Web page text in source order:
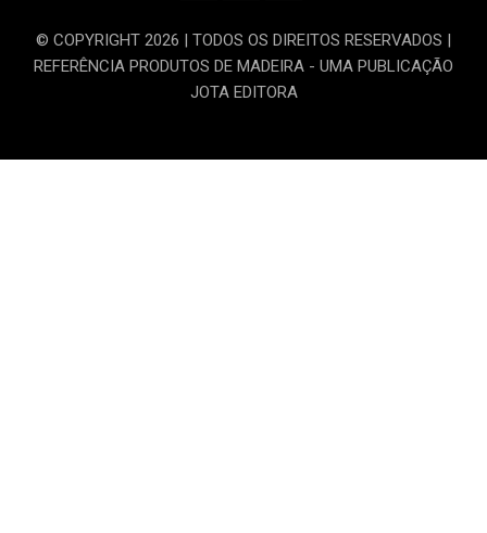
© COPYRIGHT 2026 | TODOS OS DIREITOS RESERVADOS |
REFERÊNCIA PRODUTOS DE MADEIRA - UMA PUBLICAÇÃO
JOTA EDITORA